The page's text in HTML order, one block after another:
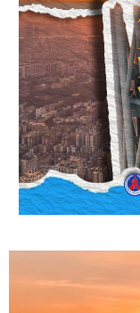
文化产业
地方频道
北京
辽宁
浙江
山东
广东